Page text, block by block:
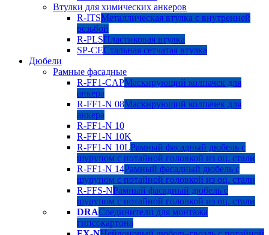
Втулки для химических анкеров
R-ITSМеталлическая втулка с внутренней
резьбой
R-PLSПластиковая втулка
SP-CEСтальная сетчатая втулка
Дюбели
Рамные фасадные
R-FF1-CAPМаскирующий колпачек для
анкера
R-FF1-N 08Маскирующий колпачек для
анкера
R-FF1-N 10
R-FF1-N 10K
R-FF1-N 10LРамный фасадный дюбель с
шурупом с потайной головкой из оц. стали
R-FF1-N 14Рамный фасадный дюбель с
шурупом с потайной головкой из оц. стали
R-FFS-NРамный фасадный дюбель с
шурупом с потайной головкой из оц. стали
DRAСоединители для монтажа
гипсокартона